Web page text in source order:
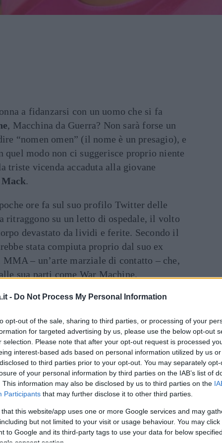
- Do Not Process My Personal Information
opt-out of the sale, sharing to third parties, or processing of your
for targeted advertising by us, please use the below opt-out
selection. Please note that after your opt-out request is processed
interest-based ads based on personal information utilized by us
to third parties prior to your opt-out. You may separately
of your personal information by third parties on the IAB’s list of
This information may also be disclosed by us to third parties on the
Participants that may further disclose it to other third parties.
this website/app uses one or more Google services and may
but not limited to your visit or usage behaviour. You may
to Google and its third-party tags to use your data for below
consent section.
a fidanzarsi con un uomo che si fa
, Macchina da Guerra? Non sarà forse un
“nomen omen” (il nome è un presagio), e
quel modo non ci suggerisce proprio niente
triste vicenda accaduta alla giovane
.
ore fa sul suo profilo Twitter delle
ritraggono su un letto di ospedale, il volto
devastato da lividi e ferite. Secondo il
stata compiuta proprio dal suo ex
– un’arte marziale di contatto – che,
sua parti come War Machine.
a leggere dopo la pubblicità
della Mack se l’è data a gambe, si sarebbe
della ragazza e, trovandola in compagnia
vestiti e disarmati” scrive lei in una lettera
prima picchiato selvaggiamente lui e
ex fidanzata, con calci, pugni e
foga da spezzare il manico dell’arma.
nel racconto di Christy Mack, sono 18